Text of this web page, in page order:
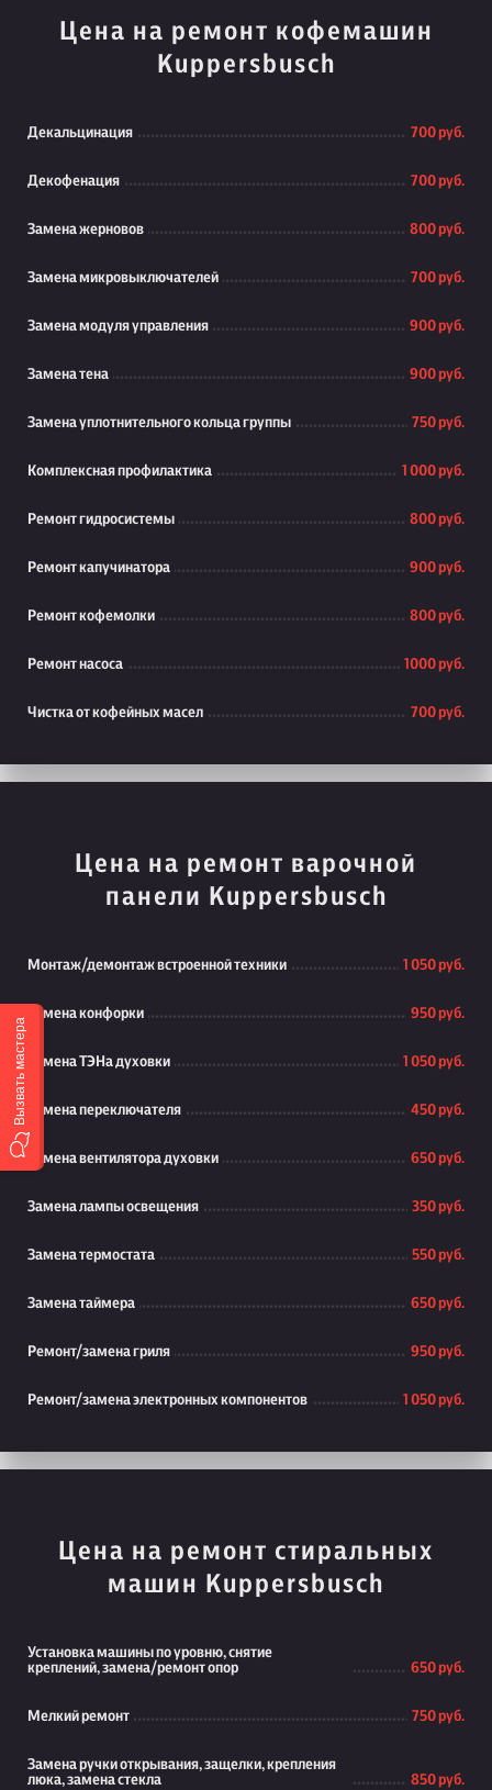
Цена на ремонт кофемашин
Kuppersbusch
Декальцинация 700 руб.
Декофенация 700 руб.
Замена жерновов 800 руб.
Замена микровыключателей 700 руб.
Замена модуля управления 900 руб.
Замена тена 900 руб.
Замена уплотнительного кольца группы 750 руб.
Комплексная профилактика 1 000 руб.
Ремонт гидросистемы 800 руб.
Ремонт капучинатора 900 руб.
Ремонт кофемолки 800 руб.
Ремонт насоса 1000 руб.
Чистка от кофейных масел 700 руб.
Цена на ремонт варочной
панели Kuppersbusch
Монтаж/демонтаж встроенной техники 1 050 руб.
Замена конфорки 950 руб.
Замена ТЭНа духовки 1 050 руб.
Замена переключателя 450 руб.
Замена вентилятора духовки 650 руб.
Замена лампы освещения 350 руб.
Замена термостата 550 руб.
Замена таймера 650 руб.
Ремонт/замена гриля 950 руб.
Ремонт/замена электронных компонентов 1 050 руб.
Цена на ремонт стиральных
машин Kuppersbusch
Установка машины по уровню, снятие
креплений, замена/ремонт опор
650 руб.
Мелкий ремонт 750 руб.
Замена ручки открывания, защелки, крепления
люка, замена стекла
850 руб.
Вызвать мастера